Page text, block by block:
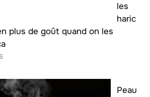
les
haric
plus de goût quand on les
Peau